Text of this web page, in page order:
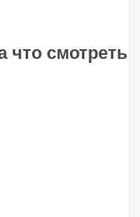
что смотреть